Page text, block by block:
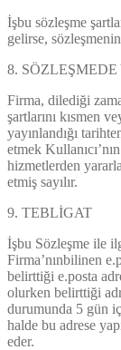
İşbu sözleşme
gelirse,
8.
Firma, dilediği
şartlarını kısmen
yayınlandığı
etmek
hizmetlerden
etmiş sayılır.
9. TEBLİGAT
İşbu Sözleşme ile
Firma’nınbilinen
belirttiği e.posta
olurken belirttiği
durumunda 5 gün
halde bu adrese
eder.